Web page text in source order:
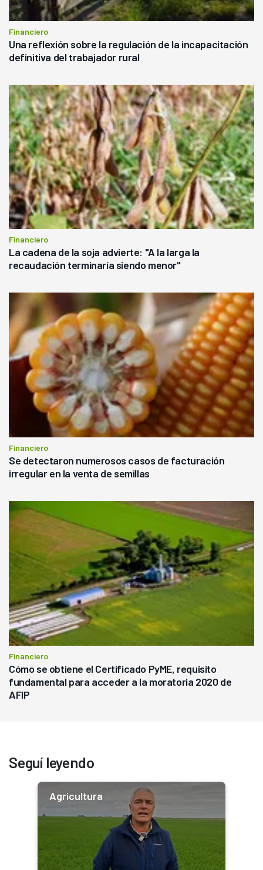
Financiero
Una reflexión sobre la regulación de la incapacitación
definitiva del trabajador rural
Financiero
La cadena de la soja advierte: "A la larga la
recaudación terminaría siendo menor"
Financiero
Se detectaron numerosos casos de facturación
irregular en la venta de semillas
Financiero
Cómo se obtiene el Certificado PyME, requisito
fundamental para acceder a la moratoria 2020 de
AFIP
Seguí leyendo
Agricultura